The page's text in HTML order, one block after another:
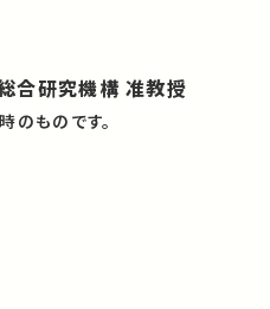
合研究機構 准教授
のものです。